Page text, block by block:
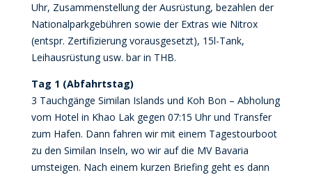
Uhr, Zusammenstellung der Ausrüstung, bezahlen der
Nationalparkgebühren sowie der Extras wie Nitrox
(entspr. Zertifizierung vorausgesetzt), 15l-Tank,
Leihausrüstung usw. bar in THB.
Tag 1 (Abfahrtstag)
3 Tauchgänge Similan Islands und Koh Bon – Abholung
vom Hotel in Khao Lak gegen 07:15 Uhr und Transfer
zum Hafen. Dann fahren wir mit einem Tagestourboot
zu den Similan Inseln, wo wir auf die MV Bavaria
umsteigen. Nach einem kurzen Briefing geht es dann